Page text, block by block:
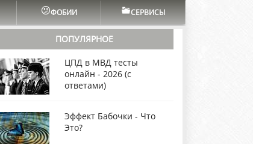
ФОБИИ
СЕРВИСЫ
ПОПУЛЯРНОЕ
ЦПД в МВД тесты
онлайн - 2026 (с
ответами)
Эффект Бабочки - Что
Это?